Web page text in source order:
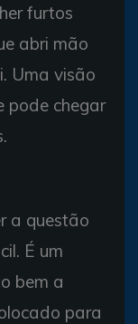
furtos
abri mão
Uma visão
pode chegar
a questão
É um
bem a
para